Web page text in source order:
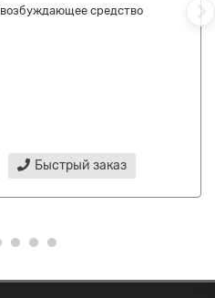
возбуждающее средство
Быстрый заказ